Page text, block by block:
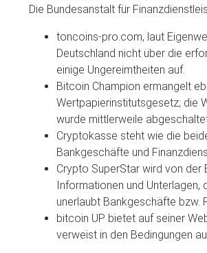
Die Bundesanstalt für
toncoins-pro.com, laut
Deutschland nicht über die
einige Ungereimtheiten auf.
Bitcoin Champion ermangelt
Wertpapierinstitutsgesetz; die
wurde mittlerweile
Cryptokasse steht wie die
Bankgeschäfte und
Crypto SuperStar wird von der
Informationen und Unterlagen,
unerlaubt Bankgeschäfte bzw.
bitcoin UP bietet auf seiner
verweist in den Bedingungen